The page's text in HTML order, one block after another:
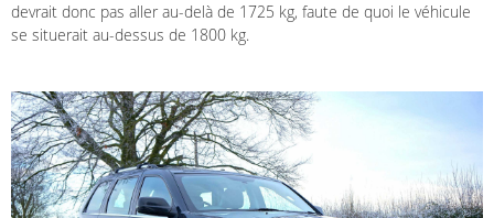
devrait donc pas aller au-delà de 1725 kg, faute de quoi le véhicule
se situerait au-dessus de 1800 kg.